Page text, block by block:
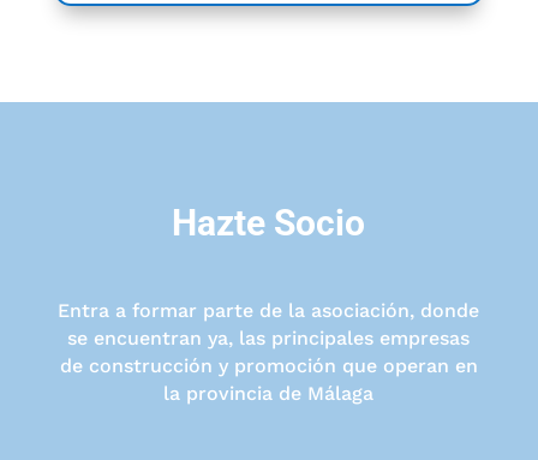
Hazte Socio
Entra a formar parte de la asociación, donde
se encuentran ya, las principales empresas
de construcción y promoción que operan en
la provincia de Málaga